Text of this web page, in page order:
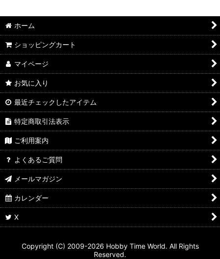
ホーム
ショッピングカート
マイページ
お気に入り
最近チェックしたアイテム
特定商取引法表示
ご利用案内
よくあるご質問
メールマガジン
カレンダー
X
Copyright (C) 2009-2026 Hobby Time World. All Rights
Reserved.